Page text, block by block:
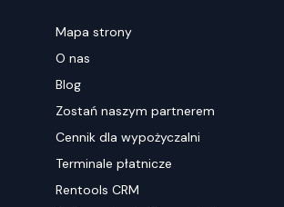
Mapa strony
O nas
Blog
Zostań naszym partnerem
Cennik dla wypożyczalni
Terminale płatnicze
Rentools CRM